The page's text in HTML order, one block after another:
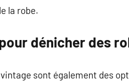
la robe.
dénicher des
sont également des